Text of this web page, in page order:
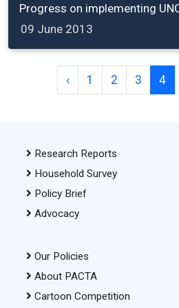
Progress on implementing
09 June 2013
‹ 1 2 3 4
Research Reports
Household Survey
Policy Brief
Advocacy
Our Policies
About PACTA
Cartoon Competition